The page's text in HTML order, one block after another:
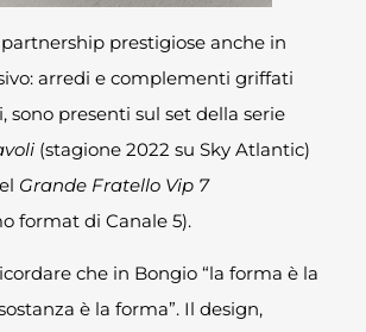
prestigiose anche in
arredi e complementi griffati
sono presenti sul set della serie
(stagione 2022 su Sky Atlantic)
Grande Fratello Vip 7
format di Canale 5).
che in Bongio “la forma è la
è la forma”. Il design,